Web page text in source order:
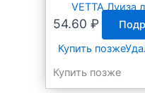
VETTA Луиза
54.60 ₽
Купить позже
Купить позже